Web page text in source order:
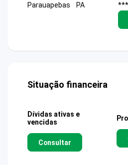
Parauapebas
PA
Situação financeira
Dívidas ativas e
vencidas
Consultar